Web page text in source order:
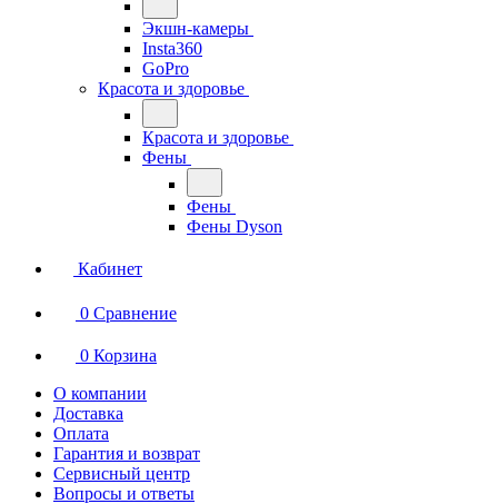
Экшн-камеры
Insta360
GoPro
Красота и здоровье
Красота и здоровье
Фены
Фены
Фены Dyson
Кабинет
0 Сравнение
0 Корзина
О компании
Доставка
Оплата
Гарантия и возврат
Сервисный центр
Вопросы и ответы